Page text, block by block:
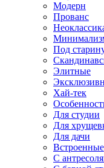
Модерн
Прованс
Под
Элитные
Хай-тек
Для студии
Для
Для дачи
Встроенные
С